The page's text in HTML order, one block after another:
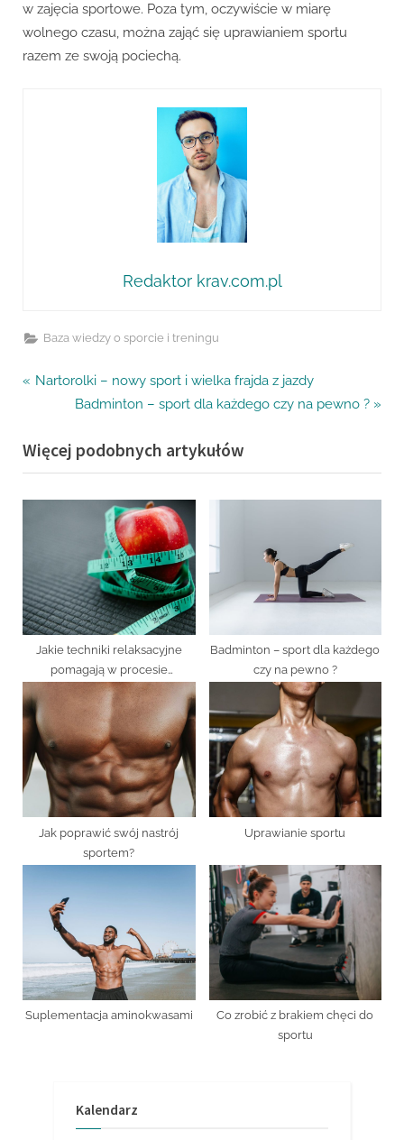
w zajęcia sportowe. Poza tym, oczywiście w miarę
wolnego czasu, można zająć się uprawianiem sportu
razem ze swoją pociechą.
Redaktor krav.com.pl
Baza wiedzy o sporcie i treningu
Nawigacja
P
v
i
o
o
s
t
Nartorolki – nowy sport i wielka frajda z jazdy
N
x
t
P
:
Badminton – sport dla każdego czy na pewno ?
Więcej podobnych artykułów
Jakie techniki relaksacyjne
pomagają w procesie
regeneracji?
Badminton – sport dla każdego
czy na pewno ?
Jak poprawić swój nastrój
sportem?
Uprawianie sportu
Suplementacja aminokwasami
Co zrobić z brakiem chęci do
sportu
Kalendarz